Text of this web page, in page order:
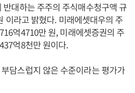
반대하는 주주의 주식매수청구액 규
이라고 밝혔다. 미래에셋대우의 주
억4710만 원, 미래에셋증권의 주
억8천만 원이다.
담스럽지 않은 수준이라는 평가가